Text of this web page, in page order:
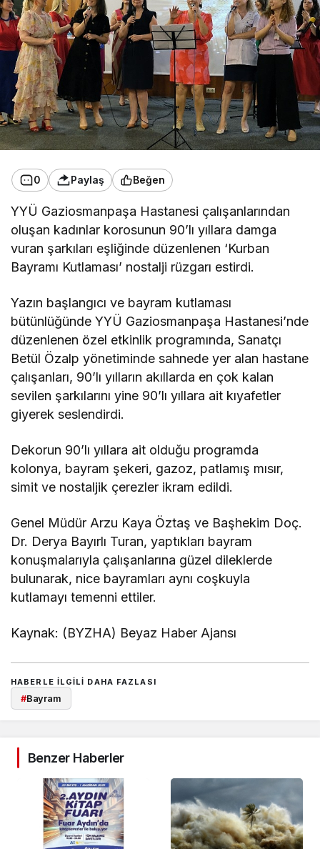
0 Paylaş Beğen
YYÜ Gaziosmanpaşa Hastanesi çalışanlarından
oluşan kadınlar korosunun 90’lı yıllara damga
vuran şarkıları eşliğinde düzenlenen ‘Kurban
Bayramı Kutlaması’ nostalji rüzgarı estirdi.
Yazın başlangıcı ve bayram kutlaması
bütünlüğünde YYÜ Gaziosmanpaşa Hastanesi’nde
düzenlenen özel etkinlik programında, Sanatçı
Betül Özalp yönetiminde sahnede yer alan hastane
çalışanları, 90’lı yılların akıllarda en çok kalan
sevilen şarkılarını yine 90’lı yıllara ait kıyafetler
giyerek seslendirdi.
Dekorun 90’lı yıllara ait olduğu programda
kolonya, bayram şekeri, gazoz, patlamış mısır,
simit ve nostaljik çerezler ikram edildi.
Genel Müdür Arzu Kaya Öztaş ve Başhekim Doç.
Dr. Derya Bayırlı Turan, yaptıkları bayram
konuşmalarıyla çalışanlarına güzel dileklerde
bulunarak, nice bayramları aynı coşkuyla
kutlamayı temenni ettiler.
Kaynak: (BYZHA) Beyaz Haber Ajansı
HABERLE ILGILI DAHA FAZLASI
#Bayram
Benzer Haberler